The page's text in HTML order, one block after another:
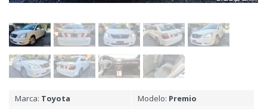
Marca: Toyota Modelo: Premio